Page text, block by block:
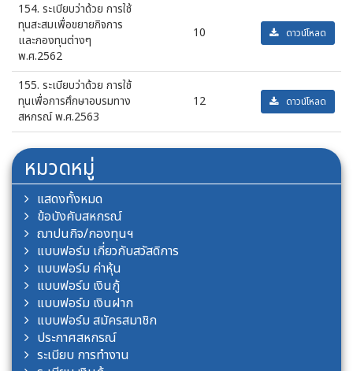
154. ระเบียบว่าด้วย การใช้
ทุนสะสมเพื่อขยายกิจการ
และกองทุนต่างๆ
พ.ศ.2562
10 ดาวน์โหลด
155. ระเบียบว่าด้วย การใช้
ทุนเพื่อการศึกษาอบรมทาง
สหกรณ์ พ.ศ.2563
12 ดาวน์โหลด
หมวดหมู่
แสดงทั้งหมด
ข้อบังคับสหกรณ์
ฌาปนกิจ/กองทุนฯ
แบบฟอร์ม เกี่ยวกับสวัสดิการ
แบบฟอร์ม ค่าหุ้น
แบบฟอร์ม เงินกู้
แบบฟอร์ม เงินฝาก
แบบฟอร์ม สมัครสมาชิก
ประกาศสหกรณ์
ระเบียบ การทำงาน